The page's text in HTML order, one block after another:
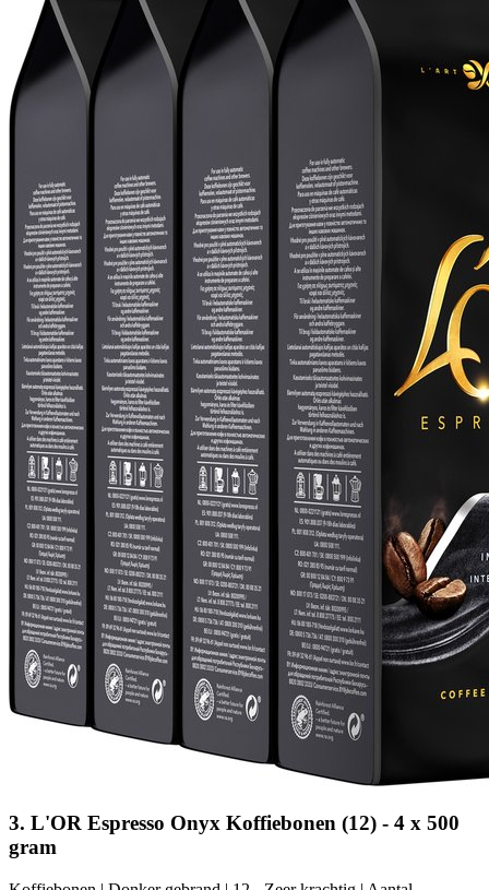
3. L'OR Espresso Onyx Koffiebonen (12) - 4 x 500
gram